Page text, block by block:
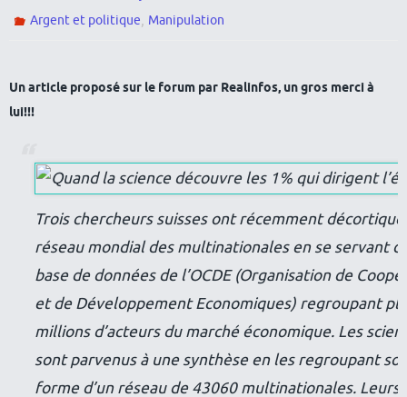
Argent et politique, Manipulation
Un article proposé sur le forum par Realinfos, un gros merci à
lui!!!
Trois chercheurs suisses ont récemment
réseau mondial des multinationales en se servant
base de données de l’OCDE (Organisation de
et de Développement Economiques) regroupant
millions d’acteurs du marché économique. Les
sont parvenus à une synthèse en les regroupant
forme d’un réseau de 43060 multinationales. Leurs